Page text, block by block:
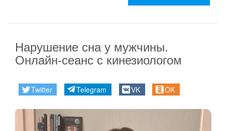
Дневник
Секреты
здоровья
Нарушение сна у мужчины.
Онлайн-сеанс с кинезиологом
Twitter Telegram VK OK